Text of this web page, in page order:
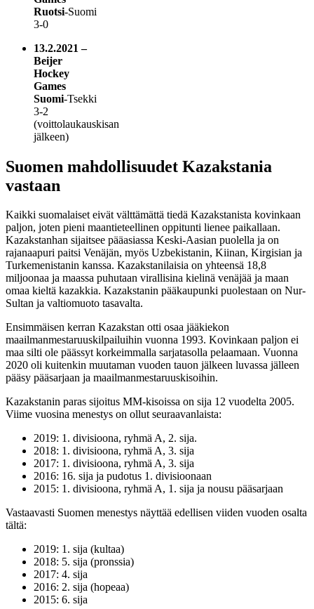
Ruotsi-Suomi
3-0
13.2.2021 –
Beijer
Hockey
Games
Suomi-Tsekki
3-2
(voittolaukauskisan
jälkeen)
Suomen mahdollisuudet Kazakstania
vastaan
Kaikki suomalaiset eivät välttämättä tiedä Kazakstanista kovinkaan
paljon, joten pieni maantieteellinen oppitunti lienee paikallaan.
Kazakstanhan sijaitsee pääasiassa Keski-Aasian puolella ja on
rajanaapuri paitsi Venäjän, myös Uzbekistanin, Kiinan, Kirgisian ja
Turkemenistanin kanssa. Kazakstanilaisia on yhteensä 18,8
miljoonaa ja maassa puhutaan virallisina kielinä venäjää ja maan
omaa kieltä kazakkia. Kazakstanin pääkaupunki puolestaan on Nur-
Sultan ja valtiomuoto tasavalta.
Ensimmäisen kerran Kazakstan otti osaa jääkiekon
maailmanmestaruuskilpailuihin vuonna 1993. Kovinkaan paljon ei
maa silti ole päässyt korkeimmalla sarjatasolla pelaamaan. Vuonna
2020 oli kuitenkin muutaman vuoden tauon jälkeen luvassa jälleen
pääsy pääsarjaan ja maailmanmestaruuskisoihin.
Kazakstanin paras sijoitus MM-kisoissa on sija 12 vuodelta 2005.
Viime vuosina menestys on ollut seuraavanlaista:
2019: 1. divisioona, ryhmä A, 2. sija.
2018: 1. divisioona, ryhmä A, 3. sija
2017: 1. divisioona, ryhmä A, 3. sija
2016: 16. sija ja pudotus 1. divisioonaan
2015: 1. divisioona, ryhmä A, 1. sija ja nousu pääsarjaan
Vastaavasti Suomen menestys näyttää edellisen viiden vuoden osalta
tältä:
2019: 1. sija (kultaa)
2018: 5. sija (pronssia)
2017: 4. sija
2016: 2. sija (hopeaa)
2015: 6. sija